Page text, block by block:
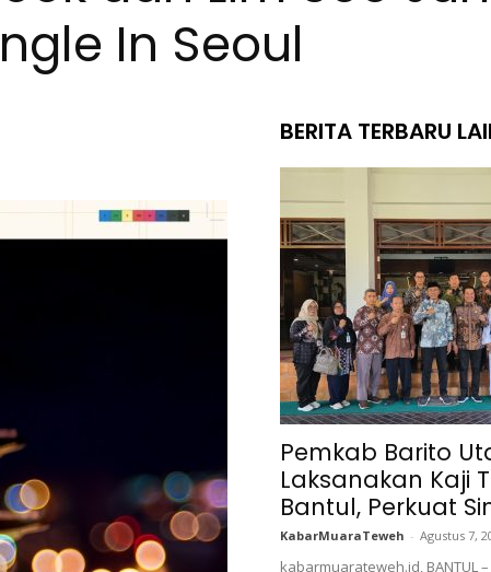
In Seoul
BERITA TERBARU
Pemkab Barito
Laksanakan Kaji
Bantul, Perkuat
KabarMuaraTeweh - Agustus 7,
kabarmuarateweh.id, BANTUL